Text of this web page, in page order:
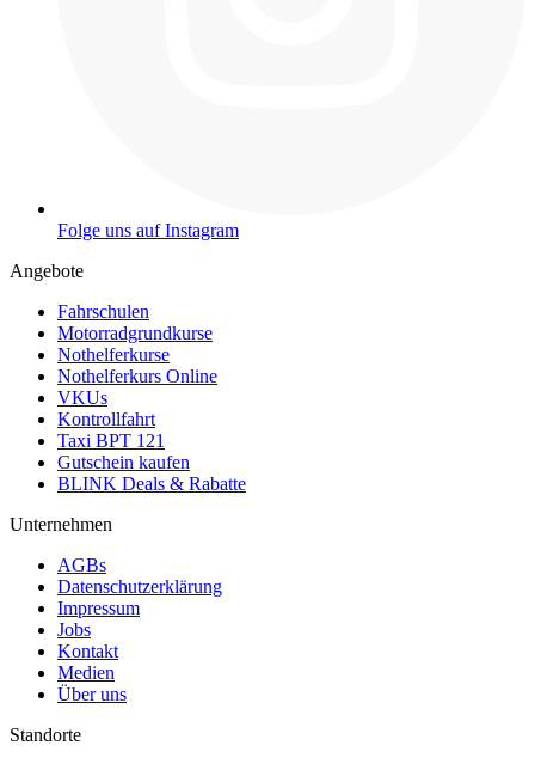
Folge uns auf Instagram
Angebote
Fahrschulen
Motorradgrundkurse
Nothelferkurse
Nothelferkurs Online
VKUs
Kontrollfahrt
Taxi BPT 121
Gutschein kaufen
BLINK Deals & Rabatte
Unternehmen
AGBs
Datenschutzerklärung
Impressum
Jobs
Kontakt
Medien
Über uns
Standorte